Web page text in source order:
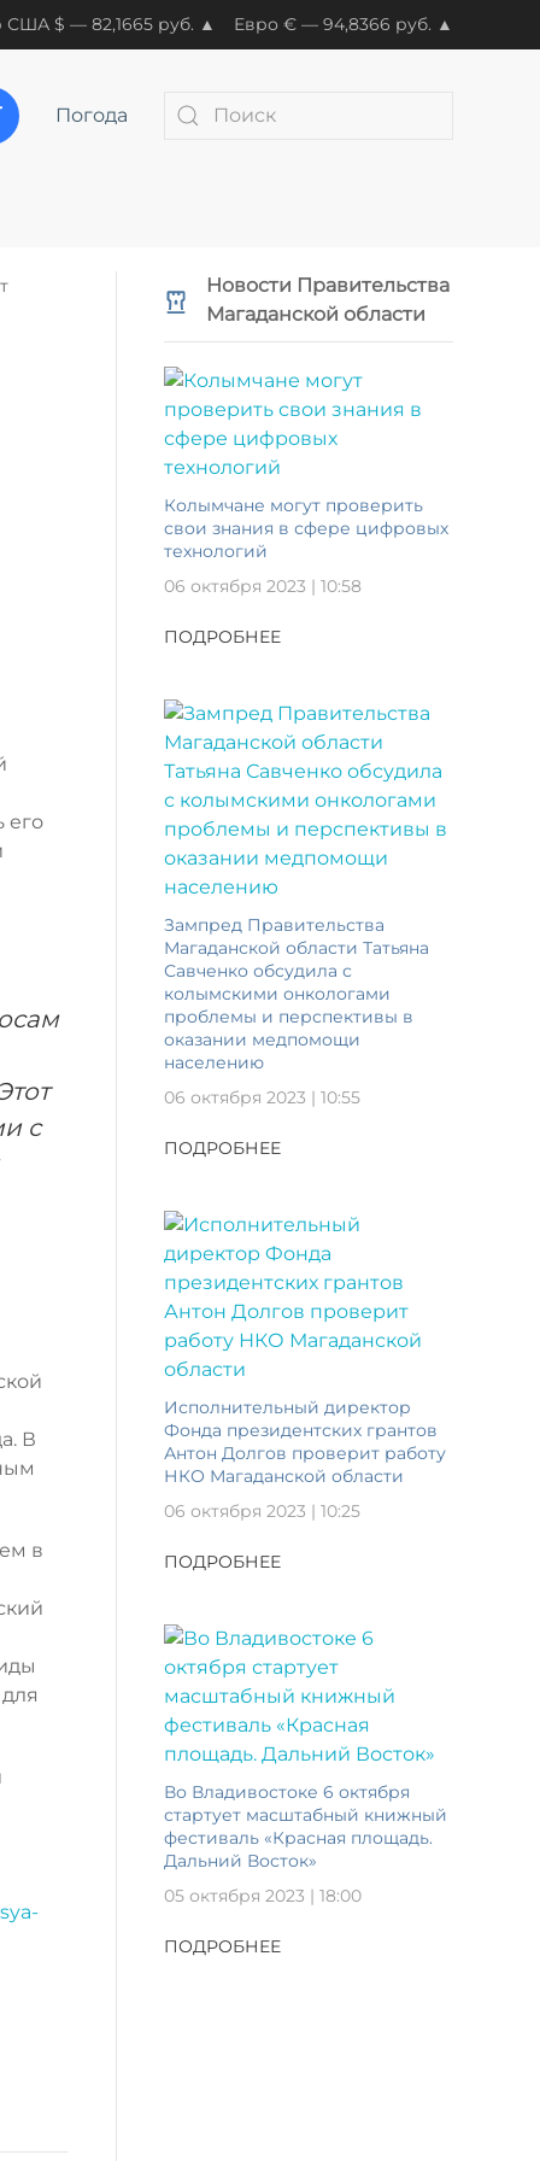
США $ — 82,1665 руб. ▲ Евро € — 94,8366 руб. ▲
Погода
его
с
В
в
Новости Правительства
Магаданской области
Колымчане могут проверить
свои знания в сфере цифровых
технологий
06 октября 2023 | 10:58
ПОДРОБНЕЕ
Зампред Правительства
Магаданской области Татьяна
Савченко обсудила с
колымскими онкологами
проблемы и перспективы в
оказании медпомощи
населению
06 октября 2023 | 10:55
ПОДРОБНЕЕ
Исполнительный директор
Фонда президентских грантов
Антон Долгов проверит работу
НКО Магаданской области
06 октября 2023 | 10:25
ПОДРОБНЕЕ
Во Владивостоке 6 октября
стартует масштабный книжный
фестиваль «Красная площадь.
Дальний Восток»
05 октября 2023 | 18:00
ПОДРОБНЕЕ